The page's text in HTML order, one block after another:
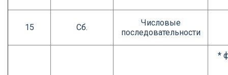
15 Сб.
Числовые
последовательности
*